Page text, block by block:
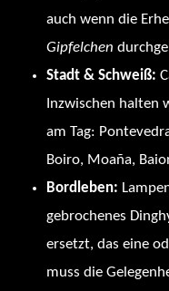
auch wenn die
Gipfelchen
Stadt & Schweiß:
Inzwischen halten
am Tag:
Boiro, Moaña,
Bordleben:
gebrochenes
ersetzt, das eine
muss die